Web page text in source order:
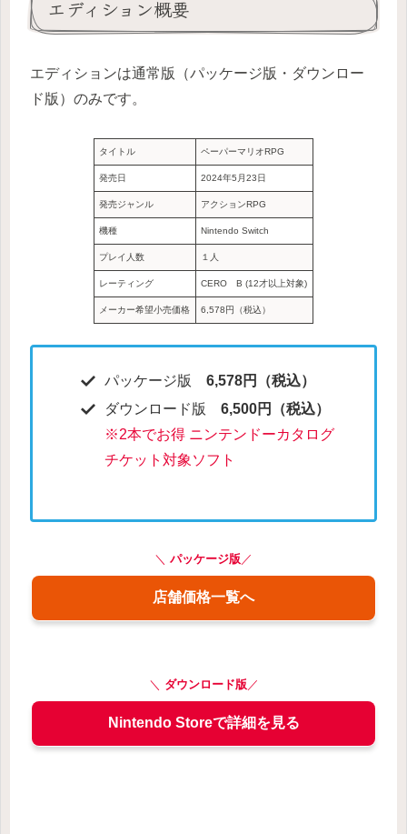
エディション概要
エディションは通常版（パッケージ版・ダウンロー
ド版）のみです。
タイトル ペーパーマリオRPG
発売日 2024年5月23日
発売ジャンル アクションRPG
機種 Nintendo Switch
プレイ人数 １人
レーティング CERO B (12才以上対象)
メーカー希望小売価格 6,578円（税込）
パッケージ版 6,578円（税込）
ダウンロード版 6,500円（税込）
※2本でお得 ニンテンドーカタログ
チケット対象ソフト
＼ パッケージ版／
店舗価格一覧へ
＼ ダウンロード版／
Nintendo Storeで詳細を見る